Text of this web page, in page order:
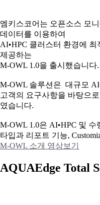
엠키스코어는 오픈소스 모
데이터를 이용하여
AI•HPC 클러스터 환경에
제공하는
M-OWL 1.0을 출시했습니다.
M-OWL 솔루션은 대규모
고객의 요구사항을 바탕으
였습니다.
M-OWL 1.0은 AI•HPC 및
타입과 리포트 기능,
M-OWL 소개 영상보기
AQUAEdge Total